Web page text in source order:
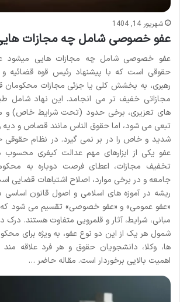
شهریور 14, 1404
عفو خصوصی شامل چه مجازات
عفو خصوصی شامل چه مجازات هایی میشود
حقوقی است که با پیشنهاد رئیس قوه قضائیه
رهبری، به بخشش کلی یا جزئی مجازات محکومان
مجازاتی خفیف تر می انجامد. این نهاد شامل
های تعزیری، برخی حدود (تحت شرایط خاص) و
تبعی می شود، اما حقوق الناس مانند قصاص و دیه
شدید و خاص را در بر نمی گیرد. در نظام حقوقی
عفو یکی از ابزارهای مهم عدالت کیفری
تخفیف مجازات، اعطای فرصت دوباره به
جامعه و در برخی موارد، اصلاح اشتباهات قضایی
ریشه در آموزه های اسلامی و اصول قانون اساسی
«عفو عمومی» و «عفو خصوصی» تقسیم می شود که
مبانی، شرایط، آثار و قلمرویی متفاوت هستند.
شمول هر یک از این دو نوع عفو، به ویژه برای
ها، وکلا، دانشجویان حقوق و هر فرد علاقه
اهمیت بالایی برخوردار است. مقاله حاضر …